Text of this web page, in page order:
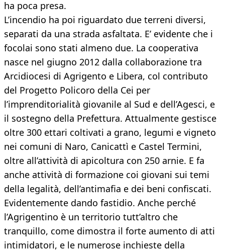
ha poca presa.
L’incendio ha poi riguardato due terreni diversi,
separati da una strada asfaltata. E’ evidente che i
focolai sono stati almeno due. La cooperativa
nasce nel giugno 2012 dalla collaborazione tra
Arcidiocesi di Agrigento e Libera, col contributo
del Progetto Policoro della Cei per
l’imprenditorialità giovanile al Sud e dell’Agesci, e
il sostegno della Prefettura. Attualmente gestisce
oltre 300 ettari coltivati a grano, legumi e vigneto
nei comuni di Naro, Canicattì e Castel Termini,
oltre all’attività di apicoltura con 250 arnie. E fa
anche attività di formazione coi giovani sui temi
della legalità, dell’antimafia e dei beni confiscati.
Evidentemente dando fastidio. Anche perché
l’Agrigentino è un territorio tutt’altro che
tranquillo, come dimostra il forte aumento di atti
intimidatori, e le numerose inchieste della